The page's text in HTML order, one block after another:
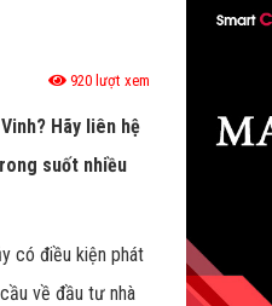
920 lượt xem
Hãy liên hệ
suốt nhiều
có điều kiện phát
về đầu tư nhà